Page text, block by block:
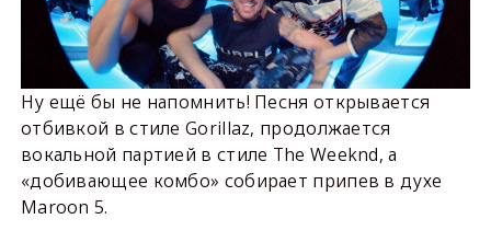
Ну ещё бы не напомнить! Песня открывается
отбивкой в стиле Gorillaz, продолжается
вокальной партией в стиле The Weeknd, а
«добивающее комбо» собирает припев в духе
Maroon 5.